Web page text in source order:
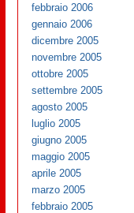
febbraio 2006
gennaio 2006
dicembre 2005
novembre 2005
ottobre 2005
settembre 2005
agosto 2005
luglio 2005
giugno 2005
maggio 2005
aprile 2005
marzo 2005
febbraio 2005